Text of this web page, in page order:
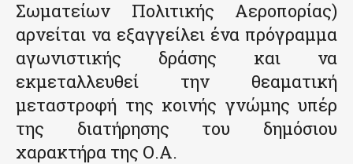
Σωματείων Πολιτικής Αεροπορίας)
αρνείται να εξαγγείλει ένα πρόγραμμα
αγωνιστικής δράσης και να
εκμεταλλευθεί την θεαματική
μεταστροφή της κοινής γνώμης υπέρ
της διατήρησης του δημόσιου
χαρακτήρα της Ο.Α.